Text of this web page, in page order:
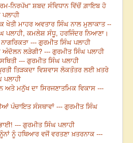
ਨਿਰਪੱਖ” ਸ਼ਬਦ ਸੰਵਿਧਾਨ ਵਿੱਚੋਂ ਗ਼ਾਇਬ ਹੋ
ਮਾਹਰ ਅਵਤਾਰ ਸਿੰਘ ਨਾਲ ਮੁਲਾਕਾਤ --
ਪਲਾਹੀ, ਕਮਲੇਸ਼ ਸੰਧੂ, ਹਰਜਿੰਦਰ ਨਿਆਣਾ।
--- ਗੁਰਮੀਤ ਸਿੰਘ ਪਲਾਹੀ
ਅੰਦੋਲਨ ਲੜੇਗੀ? --- ਗੁਰਮੀਤ ਸਿੰਘ ਪਲਾਹੀ
--- ਗੁਰਮੀਤ ਸਿੰਘ ਪਲਾਹੀ
ਤਿੜਕਦਾ ਵਿਸ਼ਵਾਸ ਲੋਕਤੰਤਰ ਲਈ ਖ਼ਤਰੇ
ਪਲਾਹੀ
ਅਤੇ ਮਨੁੱਖ ਦਾ ਸਿਰਜਣਾਤਮਿਕ ਵਿਕਾਸ ---
ਪੰਚਾਇਤ ਸੰਸਥਾਵਾਂ --- ਗੁਰਮੀਤ ਸਿੰਘ
--- ਗੁਰਮੀਤ ਸਿੰਘ ਪਲਾਹੀ
ਨੂੰ ਹਥਿਆਰ ਵਜੋਂ ਵਰਤਣਾ ਖ਼ਤਰਨਾਕ ---